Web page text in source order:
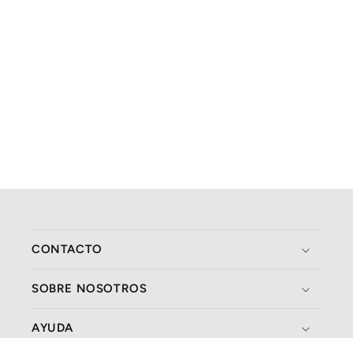
CONTACTO
SOBRE NOSOTROS
AYUDA